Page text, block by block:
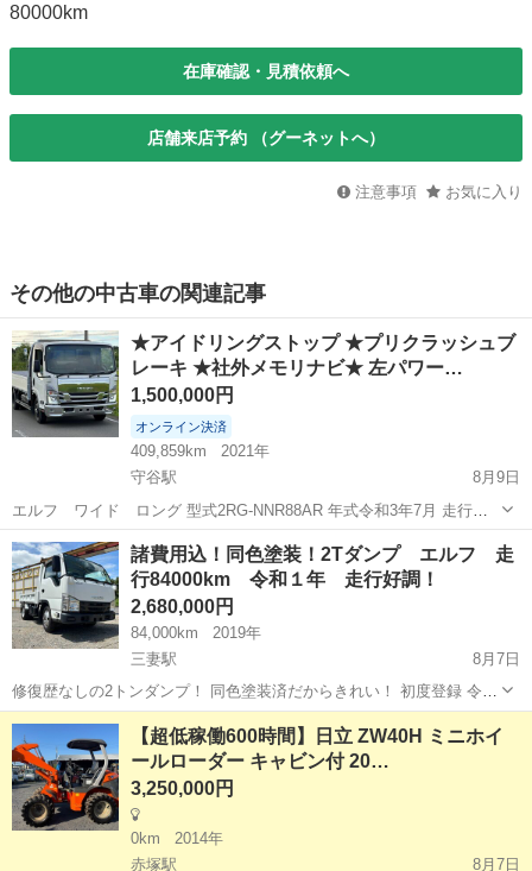
80000km
在庫確認・見積依頼へ
店舗来店予約 （グーネットへ）
注意事項 お気に入り
その他の中古車の関連記事
★アイドリングストップ ★プリクラッシュブ
レーキ ★社外メモリナビ★ 左パワー…
1,500,000円
オンライン決済
409,859km
2021年
守谷駅
8月9日
エルフ ワイド ロング 型式2RG-NNR88AR 年式令和3年7月 走行
409859km アイドリングストップ プリクラッシュブレーキ 社外メモリ
ナビ 左パワーミラー フルセグテレビ LEDヘッドラ...
茨城 坂東市 守谷駅 その他
諸費用込！同色塗装！2Tダンプ エルフ 走
行84000km 令和１年 走行好調！
2,680,000円
84,000km
2019年
三妻駅
8月7日
修復歴なしの2トンダンプ！ 同色塗装済だからきれい！ 初度登録 令和
1年7月 型式 TPG-NJR85AN 走行距離 84000㎞ 排気量 2990㏄ シフト
F5 乗車店員 3...
茨城 つくば市 三妻駅 その他
【超低稼働600時間】日立 ZW40H ミニホイ
ールローダー キャビン付 20…
3,250,000円
0km
2014年
赤塚駅
8月7日